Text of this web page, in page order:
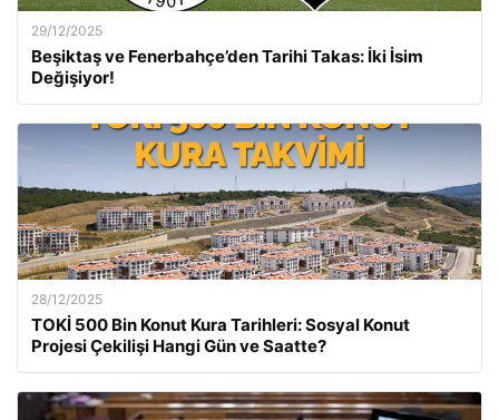
29/12/2025
Beşiktaş ve Fenerbahçe’den Tarihi Takas: İki İsim
Değişiyor!
28/12/2025
TOKİ 500 Bin Konut Kura Tarihleri: Sosyal Konut
Projesi Çekilişi Hangi Gün ve Saatte?